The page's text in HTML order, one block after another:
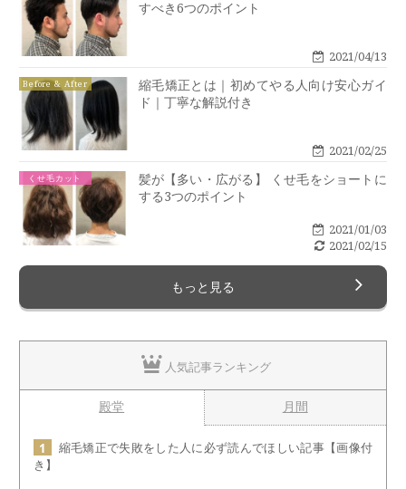
2021/04/13
すべき6つのポイント
Before & After
2021/02/25
縮毛矯正とは｜初めてやる人向け安心ガイ
ド｜丁寧な解説付き
くせ毛カット
2021/01/03
2021/02/15
髪が【多い・広がる】 くせ毛をショートに
する3つのポイント
もっと見る
人気記事ランキング
殿堂 月間
縮毛矯正で失敗をした人に必ず読んでほしい記事【画像付
き】